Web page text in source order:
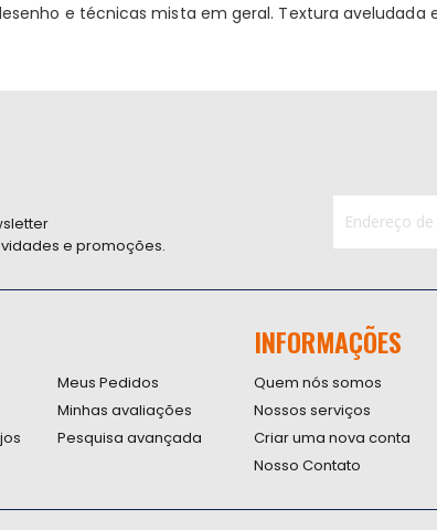
e técnicas mista em geral. Textura aveludada
e promoções.
nossa
Newsletter:
Meus Pedidos
Minhas avaliações
Pesquisa avançada
INFORMAÇÕES
Quem nós somos
Nossos serviços
Criar uma nova conta
Nosso Contato